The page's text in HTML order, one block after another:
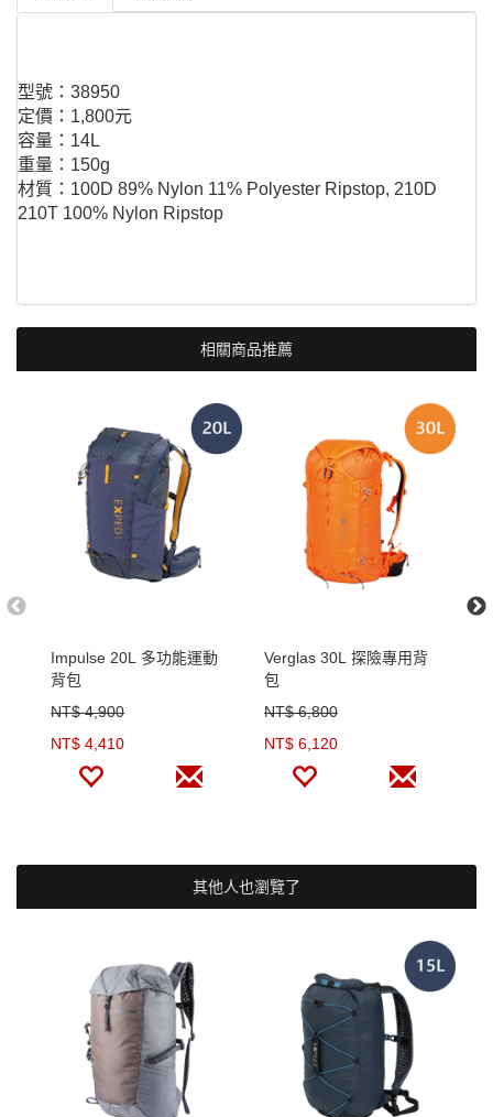
型號：38950
定價：1,800元
容量：14L
重量：150g
材質：100D 89% Nylon 11% Polyester Ripstop, 210D
210T 100% Nylon Ripstop
相關商品推薦
Impulse 20L 多功能運動
背包
NT$ 4,900
NT$ 4,410
Verglas 30L 探險專用背
包
NT$ 6,800
NT$ 6,120
其他人也瀏覽了